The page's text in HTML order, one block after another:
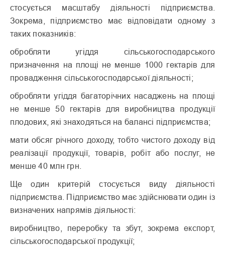
стосується масштабу діяльності підприємства.
Зокрема, підприємство має відповідати одному з
таких показників:
обробляти угіддя сільськогосподарського
призначення на площі не менше 1000 гектарів для
провадження сільськогосподарської діяльності;
обробляти угіддя багаторічних насаджень на площі
не менше 50 гектарів для виробництва продукції
плодових, які знаходяться на балансі підприємства;
мати обсяг річного доходу, тобто чистого доходу від
реалізації продукції, товарів, робіт або послуг, не
менше 40 млн грн.
Ще один критерій стосується виду діяльності
підприємства. Підприємство має здійснювати один із
визначених напрямів діяльності:
виробництво, переробку та збут, зокрема експорт,
сільськогосподарської продукції;